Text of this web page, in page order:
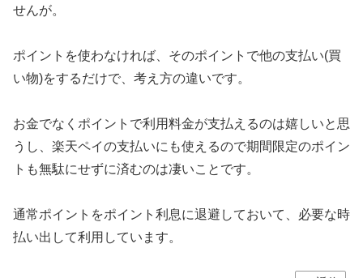
せんが。
ポイントを使わなければ、そのポイントで他の支払い(買
い物)をするだけで、考え方の違いです。
お金でなくポイントで利用料金が支払えるのは嬉しいと思
うし、楽天ペイの支払いにも使えるので期間限定のポイン
トも無駄にせずに済むのは凄いことです。
通常ポイントをポイント利息に退避しておいて、必要な時
払い出して利用しています。